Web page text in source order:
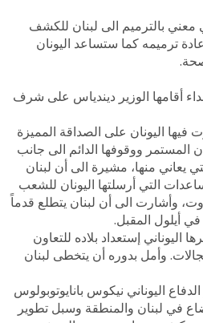
معني بالترميم الى لبنان للكشف
ترميمه كما ستساعد اليونان
أقامها الوزير ديندياس على شرف
اليونان على الصداقة المميزة
المستمر ووقوفها الدائم الى جانب
يعاني منها، مشيرة الى أن لبنان
التي أرسلتها اليونان للشعب
وأشارت الى أن لبنان يتطلع قدماً
في أيلول المقبل.
إستعداد بلاده للتعاون
وأمل بدوره أن يتخطى لبنان
اليوناني نيكوس بانايوتوبولوس
في لبنان والمنطقة وسبل تطوير